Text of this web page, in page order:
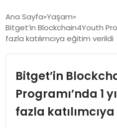
GÜNDEM
İDEAL YAŞAM
İDEAL SPOR
Ana Sayfa Yaşam
Bitget’in Blockchain4Youth
fazla katılımcıya eğitim verildi
Bitget’in
Programı’nda 1
fazla